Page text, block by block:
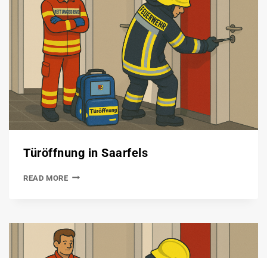
Türöffnung in Saarfels
READ MORE